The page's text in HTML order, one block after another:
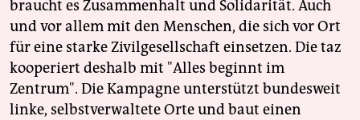
braucht es Zusammenhalt und Solidarität. Auch
und vor allem mit den Menschen, die sich vor Ort
für eine starke Zivilgesellschaft einsetzen. Die taz
kooperiert deshalb mit "Alles beginnt im
Zentrum". Die Kampagne unterstützt bundesweit
linke, selbstverwaltete Orte und baut einen